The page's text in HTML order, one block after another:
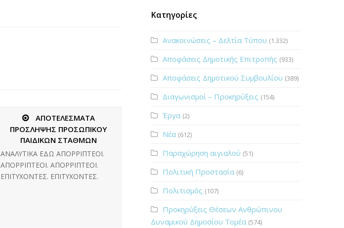
ΑΠΟΤΕΛΕΣΜΑΤΑ
ΠΡΟΣΛΗΨΗΣ ΠΡΟΣΩΠΙΚΟΥ
ΠΑΙΔΙΚΩΝ ΣΤΑΘΜΩΝ
ΑΝΑΛΥΤΙΚΑ ΕΔΩ ΑΠΟΡΡΙΠΤΕΟΙ.
ΑΠΟΡΡΙΠΤΕΟΙ. ΑΠΟΡΡΙΠΤΕΟΙ.
ΕΠΙΤΥΧΟΝΤΕΣ. ΕΠΙΤΥΧΟΝΤΕΣ.
Κατηγορίες
Ανακοινώσεις – Δελτία Τύπου (1.332)
Αποφάσεις Δημοτικής Επιτροπής (933)
Αποφάσεις Δημοτικού Συμβουλίου (389)
Διαγωνισμοί – Προκηρύξεις (154)
Έργα (2)
Νέα (612)
Παραχώρηση αιγιαλού (51)
Πολιτική Προστασία (6)
Πολιτισμός (107)
Προκηρύξεις Θέσεων Ανθρώπινου
Δυναμικού Δημοσίου Τομέα (574)